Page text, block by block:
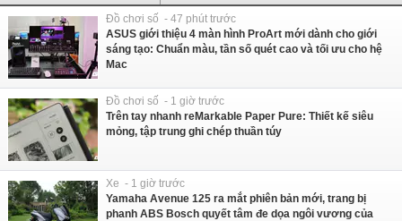
Đồ chơi số - 47 phút trước
ASUS giới thiệu 4 màn hình ProArt mới dành cho giới
sáng tạo: Chuẩn màu, tần số quét cao và tối ưu cho hệ
Mac
Đồ chơi số - 1 giờ trước
Trên tay nhanh reMarkable Paper Pure: Thiết kế siêu
mỏng, tập trung ghi chép thuần túy
Xe - 1 giờ trước
Yamaha Avenue 125 ra mắt phiên bản mới, trang bị
phanh ABS Bosch quyết tâm đe dọa ngôi vương của